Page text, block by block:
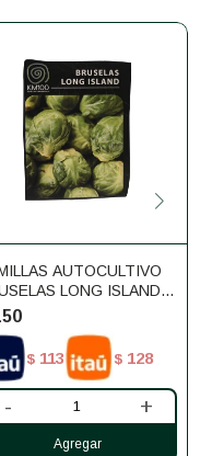
AUTOCULTIVO
LONG ISLAND
$ 113 $ 128
- +